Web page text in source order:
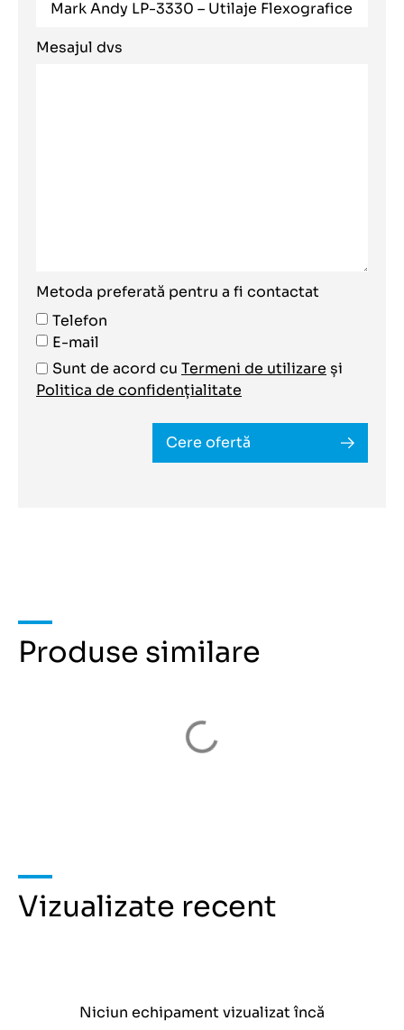
Mesajul dvs
Metoda preferată pentru a fi contactat
Telefon
E-mail
Sunt de acord cu Termeni de utilizare și
Politica de confidențialitate
Cere ofertă
Produse similare
Vizualizate recent
Niciun echipament vizualizat încă